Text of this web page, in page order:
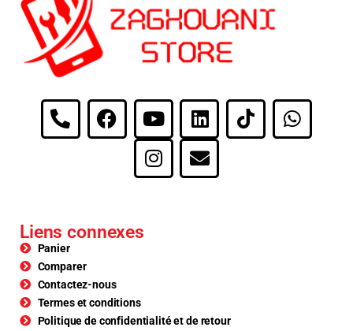
Liens connexes
Panier
Comparer
Contactez-nous
Termes et conditions
Politique de confidentialité et de retour